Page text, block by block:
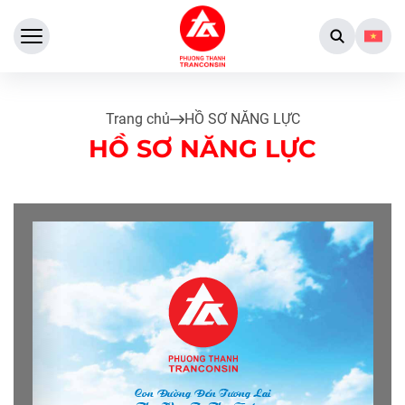
Trang chủ HỒ SƠ NĂNG LỰC
HỒ SƠ NĂNG LỰC